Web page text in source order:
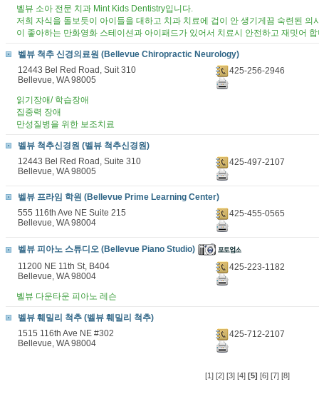
벨뷰 소아 전문 치과 Mint Kids Dentistry입니다.
저희 자식을 돌보듯이 아이들을 대하고 치과 치료에 겁이 안 생기게끔 숙련된
이 좋아하는 만화영화 스테이션과 아이패드가 있어서 치료시 안전하고 재밋어
벨뷰 척추 신경의료원 (Bellevue Chiropractic Neurology)
12443 Bel Red Road, Suit 310
Bellevue, WA 98005
425-256-2946
읽기장애/ 학습장애
집중력 장애
만성질병을 위한 보조치료
벨뷰 척추신경원 (벨뷰 척추신경원)
12443 Bel Red Road, Suite 310
Bellevue, WA 98005
425-497-2107
벨뷰 프라임 학원 (Bellevue Prime Learning Center)
555 116th Ave NE Suite 215
Bellevue, WA 98004
425-455-0565
벨뷰 피아노 스튜디오 (Bellevue Piano Studio)
11200 NE 11th St, B404
Bellevue, WA 98004
425-223-1182
벨뷰 다운타운 피아노 레슨
벨뷰 훼밀리 척추 (벨뷰 훼밀리 척추)
1515 116th Ave NE #302
Bellevue, WA 98004
425-712-2107
[1] [2] [3] [4] [5] [6] [7] [8]